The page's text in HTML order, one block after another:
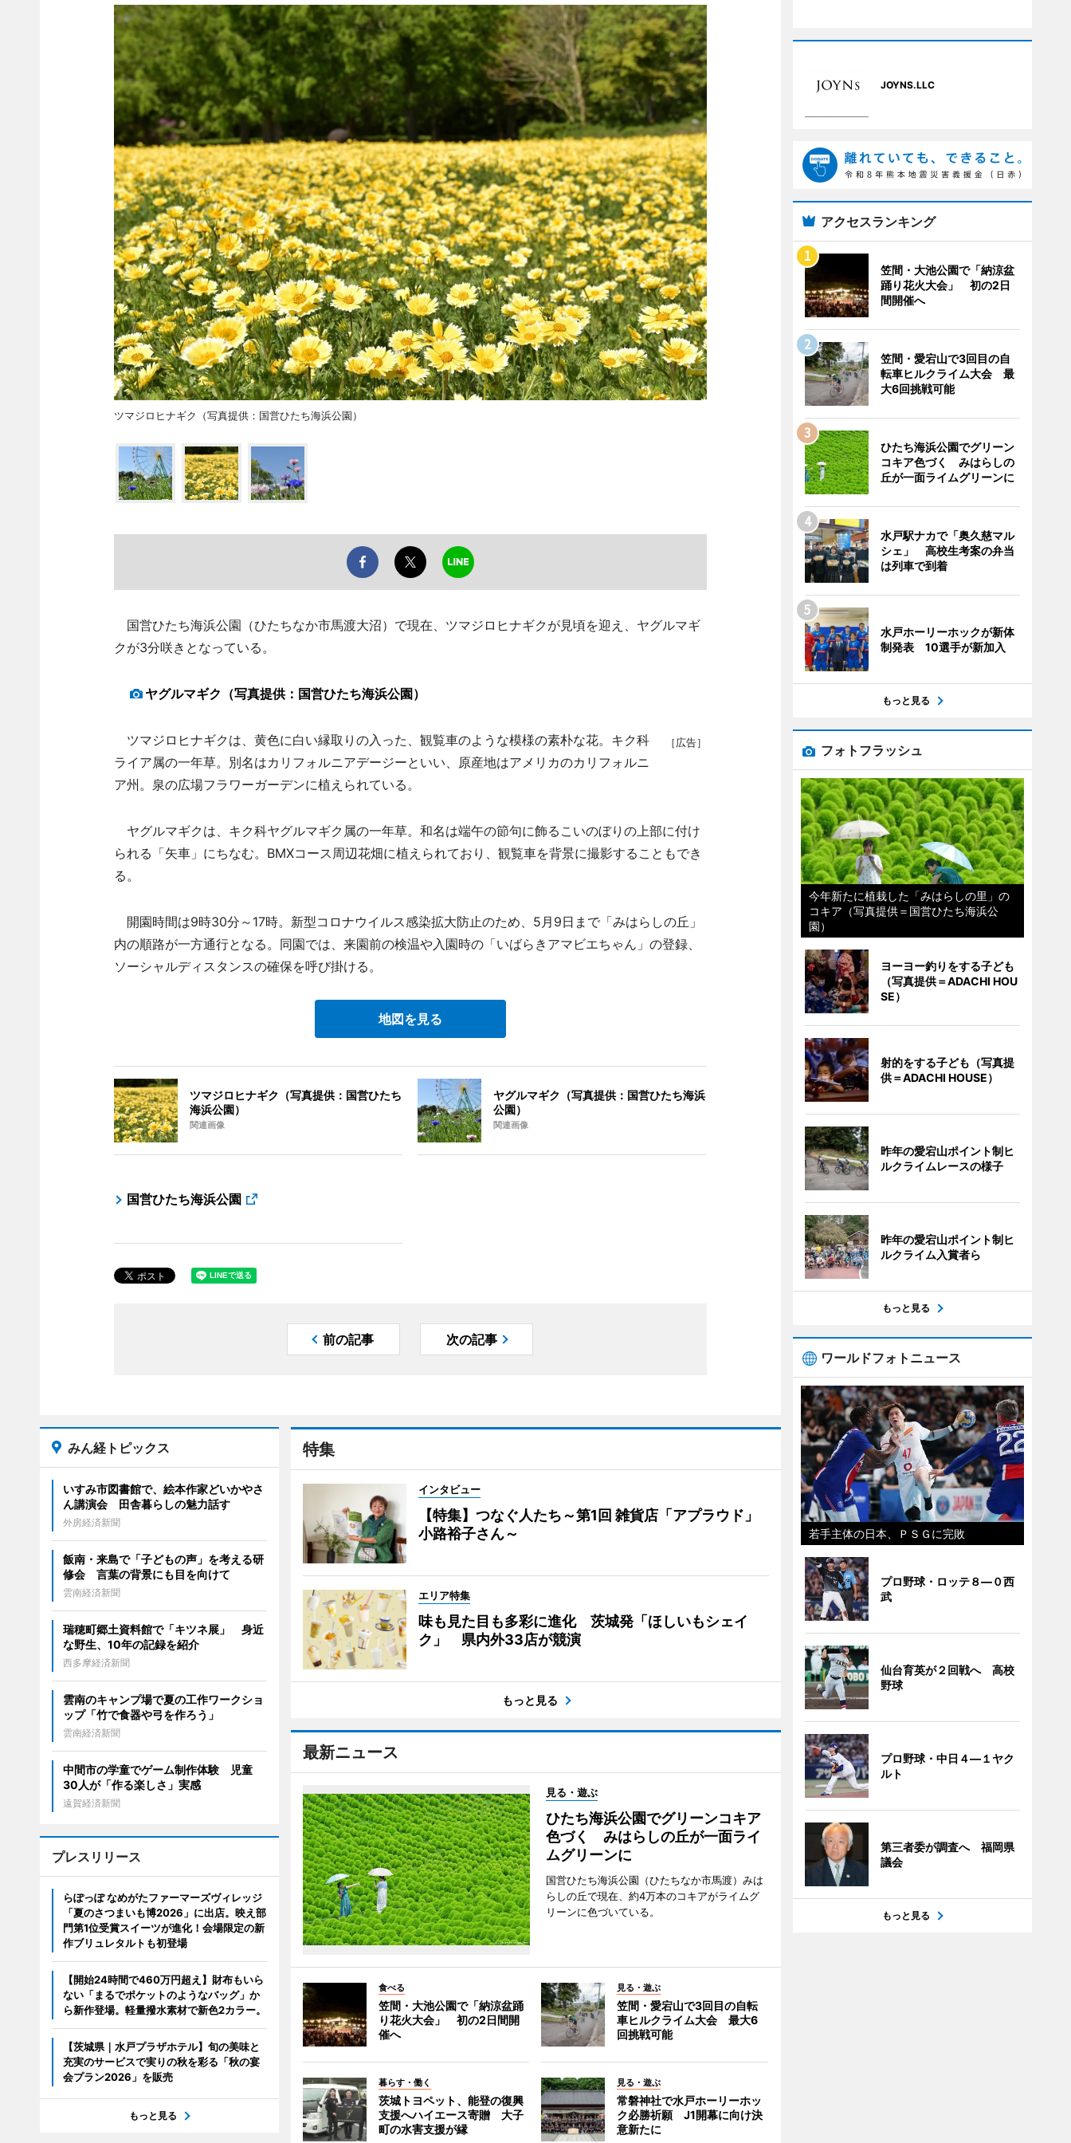
ツマジロヒナギク（写真提供：国営ひたち海浜公園）
国営ひたち海浜公園（ひたちなか市馬渡大沼）で現在、ツマジロヒナギクが見頃を迎え、ヤグルマギ
クが3分咲きとなっている。
ヤグルマギク（写真提供：国営ひたち海浜公園）
［広告］
ツマジロヒナギクは、黄色に白い縁取りの入った、観覧車のような模様の素朴な花。キク科
ライア属の一年草。別名はカリフォルニアデージーといい、原産地はアメリカのカリフォルニ
ア州。泉の広場フラワーガーデンに植えられている。
ヤグルマギクは、キク科ヤグルマギク属の一年草。和名は端午の節句に飾るこいのぼりの上部に付け
られる「矢車」にちなむ。BMXコース周辺花畑に植えられており、観覧車を背景に撮影することもでき
る。
開園時間は9時30分～17時。新型コロナウイルス感染拡大防止のため、5月9日まで「みはらしの丘」
内の順路が一方通行となる。同園では、来園前の検温や入園時の「いばらきアマビエちゃん」の登録、
ソーシャルディスタンスの確保を呼び掛ける。
地図を見る
ツマジロヒナギク（写真提供：国営ひたち
海浜公園）
関連画像
ヤグルマギク（写真提供：国営ひたち海浜
公園）
関連画像
国営ひたち海浜公園
前の記事 次の記事
特集
インタビュー
【特集】つなぐ人たち～第1回 雑貨店「アプラウド」
小路裕子さん～
エリア特集
味も見た目も多彩に進化 茨城発「ほしいもシェイ
ク」 県内外33店が競演
もっと見る
最新ニュース
見る・遊ぶ
ひたち海浜公園でグリーンコキア
色づく みはらしの丘が一面ライ
ムグリーンに
国営ひたち海浜公園（ひたちなか市馬渡）みは
らしの丘で現在、約4万本のコキアがライムグ
リーンに色づいている。
食べる
笠間・大池公園で「納涼盆踊
り花火大会」 初の2日間開
催へ
見る・遊ぶ
笠間・愛宕山で3回目の自転
車ヒルクライム大会 最大6
回挑戦可能
暮らす・働く
茨城トヨペット、能登の復興
支援へハイエース寄贈 大子
町の水害支援が縁
見る・遊ぶ
常磐神社で水戸ホーリーホッ
ク必勝祈願 J1開幕に向け決
意新たに
みん経トピックス
いすみ市図書館で、絵本作家どいかやさ
ん講演会 田舎暮らしの魅力話す
外房経済新聞
飯南・来島で「子どもの声」を考える研
修会 言葉の背景にも目を向けて
雲南経済新聞
瑞穂町郷土資料館で「キツネ展」 身近
な野生、10年の記録を紹介
西多摩経済新聞
雲南のキャンプ場で夏の工作ワークショ
ップ「竹で食器や弓を作ろう」
雲南経済新聞
中間市の学童でゲーム制作体験 児童
30人が「作る楽しさ」実感
遠賀経済新聞
プレスリリース
らぽっぽ なめがたファーマーズヴィレッジ
「夏のさつまいも博2026」に出店。映え部
門第1位受賞スイーツが進化！会場限定の新
作ブリュレタルトも初登場
【開始24時間で460万円超え】財布もいら
ない「まるでポケットのようなバッグ」か
ら新作登場。軽量撥水素材で新色2カラー。
【茨城県｜水戸プラザホテル】旬の美味と
充実のサービスで実りの秋を彩る「秋の宴
会プラン2026」を販売
もっと見る
JOYNS.LLC
アクセスランキング
笠間・大池公園で「納涼盆
踊り花火大会」 初の2日
間開催へ
笠間・愛宕山で3回目の自
転車ヒルクライム大会 最
大6回挑戦可能
ひたち海浜公園でグリーン
コキア色づく みはらしの
丘が一面ライムグリーンに
水戸駅ナカで「奥久慈マル
シェ」 高校生考案の弁当
は列車で到着
水戸ホーリーホックが新体
制発表 10選手が新加入
もっと見る
フォトフラッシュ
今年新たに植栽した「みはらしの里」の
コキア（写真提供＝国営ひたち海浜公
園）
ヨーヨー釣りをする子ども
（写真提供＝ADACHI HOU
SE）
射的をする子ども（写真提
供＝ADACHI HOUSE）
昨年の愛宕山ポイント制ヒ
ルクライムレースの様子
昨年の愛宕山ポイント制ヒ
ルクライム入賞者ら
もっと見る
ワールドフォトニュース
若手主体の日本、ＰＳＧに完敗
プロ野球・ロッテ８―０西
武
仙台育英が２回戦へ 高校
野球
プロ野球・中日４―１ヤク
ルト
第三者委が調査へ 福岡県
議会
もっと見る